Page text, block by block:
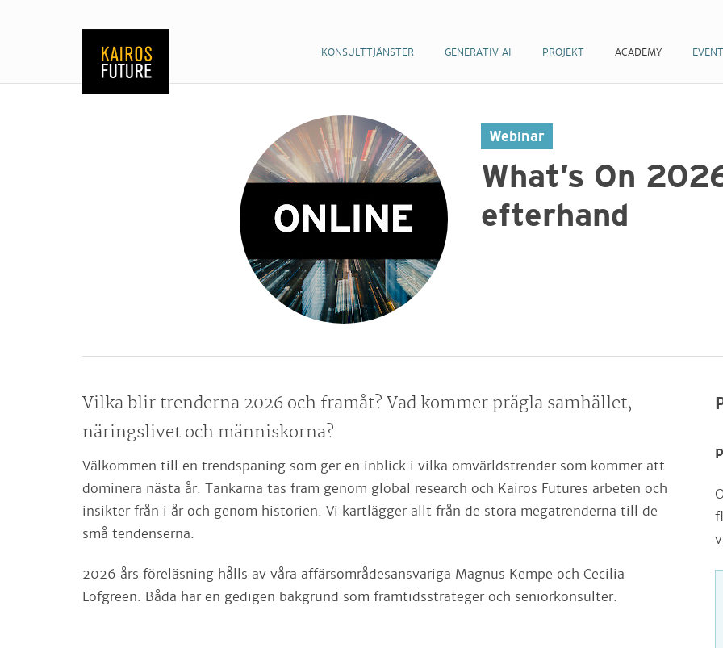
KONSULTTJÄNSTER GENERATIV AI PROJEKT ACADEMY EVENT
Webinar
What’s On
efterhand
Vilka blir trenderna 2026 och framåt? Vad kommer prägla samhället,
näringslivet och människorna?
Välkommen till en trendspaning som ger en inblick i vilka omvärldstrender som kommer att
dominera nästa år. Tankarna tas fram genom global research och Kairos Futures arbeten och
insikter från i år och genom historien. Vi kartlägger allt från de stora megatrenderna till de
små tendenserna.
2026 års föreläsning hålls av våra affärsområdesansvariga Magnus Kempe och Cecilia
Löfgreen. Båda har en gedigen bakgrund som framtidsstrateger och seniorkonsulter.